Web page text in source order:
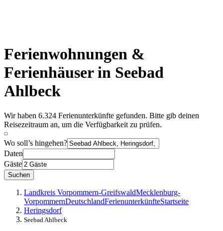
Ferienwohnungen &
Ferienhäuser in Seebad
Ahlbeck
Wir haben 6.324 Ferienunterkünfte gefunden. Bitte gib deinen
Reisezeitraum an, um die Verfügbarkeit zu prüfen.
Wo soll’s hingehen?
Daten
Gäste
Suchen
Landkreis Vorpommern-GreifswaldMecklenburg-
VorpommernDeutschlandFerienunterkünfteStartseite
Heringsdorf
Seebad Ahlbeck